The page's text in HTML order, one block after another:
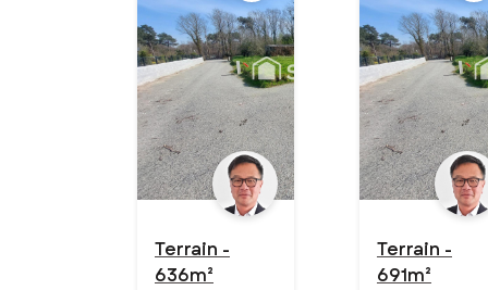
Terrain -
636m²
Terrain -
691m²